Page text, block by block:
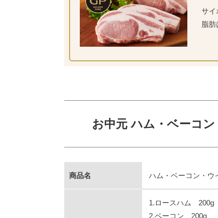
サイ
脂
お中元 ハム・ベーコ
商品名 ハム・ベーコン・ウ
1.ロースハム 200g
2.ベーコン 200g